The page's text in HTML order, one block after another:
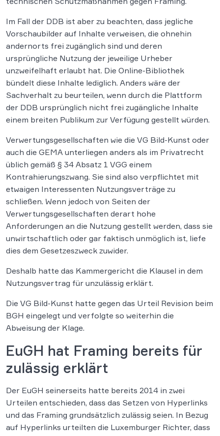
Im Fall der DDB ist aber zu beachten, dass jegliche
Vorschaubilder auf Inhalte verweisen, die ohnehin
andernorts frei zugänglich sind und deren
ursprüngliche Nutzung der jeweilige Urheber
unzweifelhaft erlaubt hat. Die Online-Bibliothek
bündelt diese Inhalte lediglich. Anders wäre der
Sachverhalt zu beurteilen, wenn durch die Plattform
der DDB ursprünglich nicht frei zugängliche Inhalte
einem breiten Publikum zur Verfügung gestellt würden.
Verwertungsgesellschaften wie die VG Bild-Kunst oder
auch die GEMA unterliegen anders als im Privatrecht
üblich gemäß § 34 Absatz 1 VGG einem
Kontrahierungszwang. Sie sind also verpflichtet mit
etwaigen Interessenten Nutzungsverträge zu
schließen. Wenn jedoch von Seiten der
Verwertungsgesellschaften derart hohe
Anforderungen an die Nutzung gestellt werden, dass sie
unwirtschaftlich oder gar faktisch unmöglich ist, liefe
dies dem Gesetzeszweck zuwider.
Deshalb hatte das Kammergericht die Klausel in dem
Nutzungsvertrag für unzulässig erklärt.
Die VG Bild-Kunst hatte gegen das Urteil Revision beim
BGH eingelegt und verfolgte so weiterhin die
Abweisung der Klage.
EuGH hat Framing bereits für
zulässig erklärt
Der EuGH seinerseits hatte bereits 2014 in zwei
Urteilen entschieden, dass das Setzen von Hyperlinks
und das Framing grundsätzlich zulässig seien. In Bezug
auf Hyperlinks urteilten die Luxemburger Richter, dass